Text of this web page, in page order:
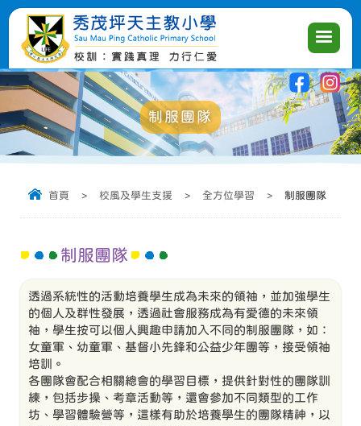
| ||
制服團隊
首頁 > 校風及學生支援 > 全方位學習 > 制服團隊
制服團隊
透過系統性的活動培養學生成為未來的領袖，並加強學生
的個人及群性發展，透過社會服務成為有愛德的未來領
袖，學生按可以個人興趣申請加入不同的制服團隊，如：
女童軍、幼童軍、基督小先鋒和公益少年團等，接受領袖
培訓。
各團隊會配合相關總會的學習目標，提供針對性的團隊訓
練，包括步操、考章活動等，還會參加不同類型的工作
坊、學習體驗營等，這樣有助於培養學生的團隊精神，以